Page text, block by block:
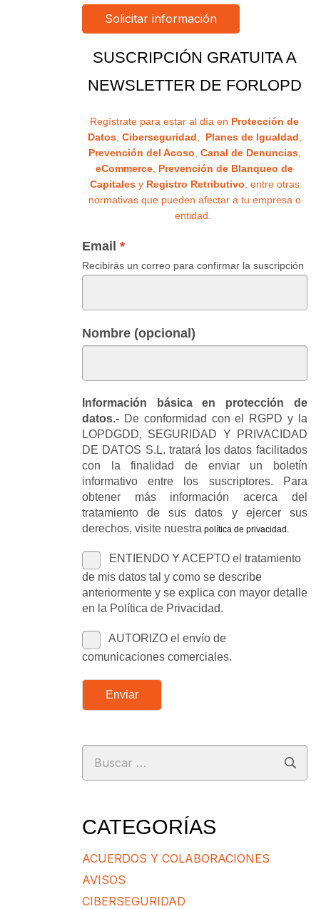
SUSCRIPCIÓN GRATUITA A
NEWSLETTER DE FORLOPD
Regístrate para estar al día en Protección de
Datos, Ciberseguridad, Planes de Igualdad,
Prevención del Acoso, Canal de Denuncias,
eCommerce, Prevención de Blanqueo de
Capitalesy Registro Retributivo, entre otras
normativas que pueden afectar a tu empresa o
entidad.
Email
Recibirás un correo para confirmar la suscripción
Nombre (opcional)
Información básica en protección de
datos.-De conformidad con el RGPD y la
LOPDGDD, SEGURIDAD Y PRIVACIDAD
DE DATOS S.L. tratará los datos facilitados
con la finalidad de enviar un boletín
informativo entre los suscriptores. Para
obtener más información acerca del
tratamiento de sus datos y ejercer sus
derechos, visite nuestra política de privacidad .
ENTIENDO Y ACEPTO el tratamiento
de mis datos tal y como se describe
anteriormente y se explica con mayor detalle
en la Política de Privacidad.
AUTORIZO el envío de
comunicaciones comerciales.
Enviar
Buscar:
CATEGORÍAS
ACUERDOS Y COLABORACIONES
AVISOS
CIBERSEGURIDAD